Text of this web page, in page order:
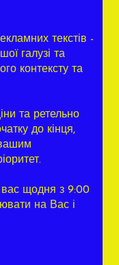
текстів -
галузі та
контексту та
та ретельно
до кінця,
щодня з 9:00
на Вас і